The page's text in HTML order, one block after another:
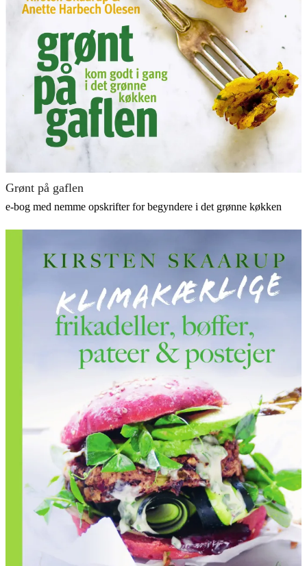
Grønt på gaflen
e-bog med nemme opskrifter for begyndere i det grønne køkken